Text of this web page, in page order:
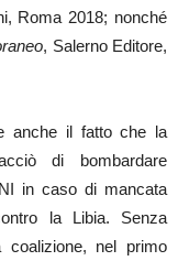
Roma 2018; nonché
, Salerno Editore,
anche il fatto che la
di bombardare
in caso di mancata
la Libia. Senza
coalizione, nel primo